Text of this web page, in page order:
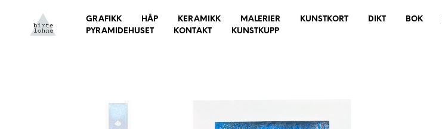
GRAFIKK HÅP KERAMIKK MALERIER KUNSTKORT DIKT BOK
PYRAMIDEHUSET
KONTAKT KUNSTKUPP